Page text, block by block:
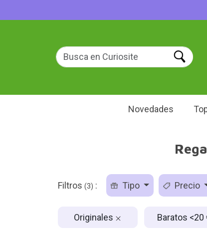
Novedades
Filtros (3) : Tipo Precio
Originales Baratos <20